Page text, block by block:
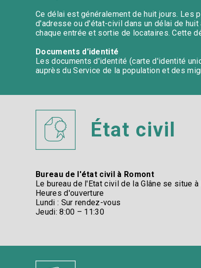
Ce délai est généralement de huit jours. Les
d'adresse ou d'état-civil dans un délai de
chaque entrée et sortie de locataires. Cette
Documents d'identité​
Les documents d'identité (carte d'identité
auprès du Service de la population et des
État civil​
Bureau de l'état civil à Romont​
Le bureau de l'Etat civil de la Glâne se situe à
Heures d'ouverture​
Lundi : Sur rendez-vous ​
Jeudi: ​8:00 – 11:30​